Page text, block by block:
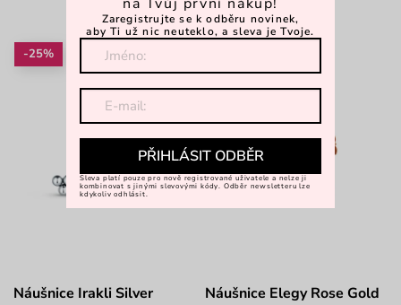
-25%
Náušnice Irakli Silver Náušnice Elegy Rose Gold
Zaregistrujte se k odběru novinek,
aby Ti už nic neuteklo, a sleva je Tvoje.
PŘIHLÁSIT ODBĚR
Sleva platí pouze pro nově registrované uživatele a nelze ji
kombinovat s jinými slevovými kódy. Odběr newsletteru lze
kdykoliv odhlásit.